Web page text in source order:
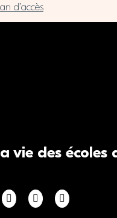
d’accès
vie des écoles